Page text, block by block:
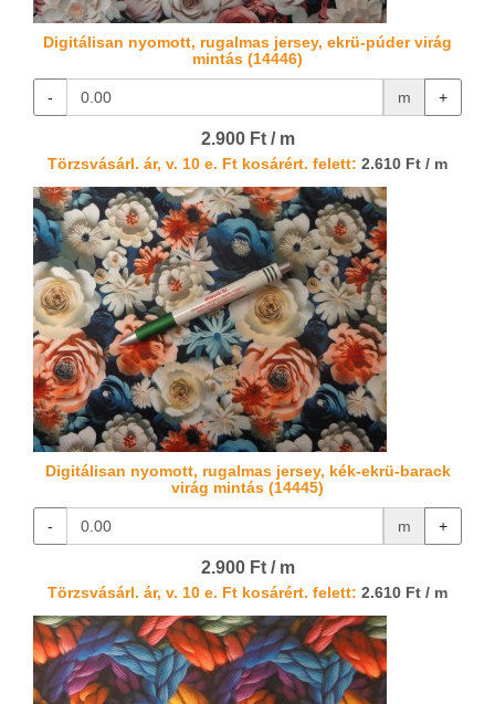
Digitálisan nyomott, rugalmas jersey, ekrü-púder virág
mintás (14446)
- m +
2.900 Ft / m
Törzsvásárl. ár, v. 10 e. Ft kosárért. felett: 2.610 Ft / m
Digitálisan nyomott, rugalmas jersey, kék-ekrü-barack
virág mintás (14445)
- m +
2.900 Ft / m
Törzsvásárl. ár, v. 10 e. Ft kosárért. felett: 2.610 Ft / m